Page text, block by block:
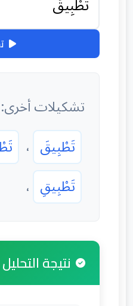
تشكيلات أخرى:
تَطْبِيقَ ،
تَطْبِيقِ ،
نتيجة التحليل